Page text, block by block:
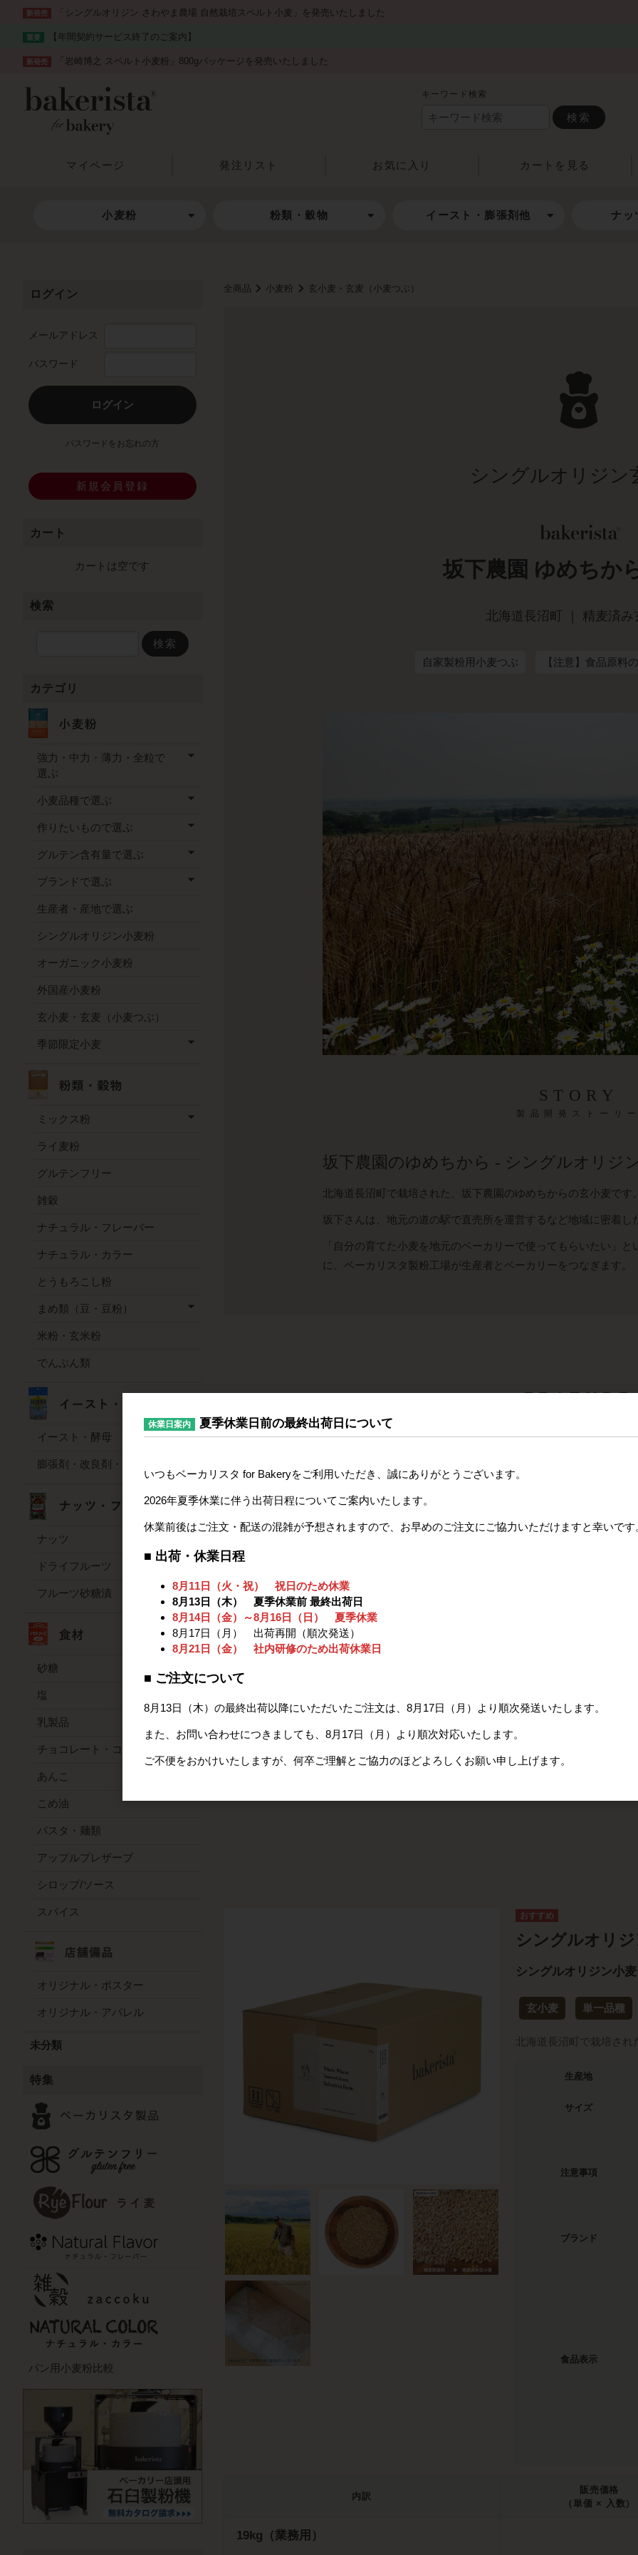
新発売 「シングルオリジン さわやま農場 自然栽培スペルト小麦」を発売いたしました
重要 【年間契約サービス終了のご案内】
新発売 「岩崎博之 スペルト小麦粉」800gパッケージを発売いたしました
キーワード検索
検索
マイページ 発注リスト お気に入り カートを見る
小麦粉 粉類・穀物 イースト・膨張剤他 ナッ
全商品 小麦粉 玄小麦・玄麦（小麦つぶ）
シングルオリジン
坂下農園 ゆめちか
北海道長沼町 ｜ 精麦済み
自家製粉用小麦つぶ 【注意】食品原料
STORY
製品開発ストーリー
坂下農園のゆめちから - シングルオリジ
北海道長沼町で栽培された、坂下農園のゆめちからの玄小麦です。
坂下さんは、地元の道の駅で直売所を運営するなど地域に密着し
「自分の育てた小麦を地元のベーカリーで使ってもらいたい」
に、ベーカリスタ製粉工場が生産者とベーカリーをつなぎます。
FEATURE
ご自身で製粉するための原料小麦
た単一品種の小麦のため、収穫量が限られています。当年の販売
ください。
がスムー
シングルオリ
シングルオリジン小
玄小麦 単一品種
北海道長沼町で栽培され
生産地
サイズ
注意事項
ブランド
食品表示
内訳
販売価格
（単価 × 入数）
19kg（業務用）
ログイン
メールアドレス
パスワード
ログイン
パスワードをお忘れの方
新規会員登録
カート
カートは空です
検索
検索
カテゴリ
強力・中力・薄力・全粒で
選ぶ
小麦品種で選ぶ
作りたいもので選ぶ
グルテン含有量で選ぶ
ブランドで選ぶ
生産者・産地で選ぶ
シングルオリジン小麦粉
オーガニック小麦粉
外国産小麦粉
玄小麦・玄麦（小麦つぶ）
季節限定小麦
ミックス粉
ライ麦粉
グルテンフリー
雑穀
ナチュラル・フレーバー
ナチュラル・カラー
とうもろこし粉
まめ類（豆・豆粉）
米粉・玄米粉
でんぷん類
イースト・酵母
膨張剤・改良剤・凝固剤
ナッツ
ドライフルーツ
フルーツ砂糖漬
砂糖
塩
乳製品
チョコレート・ココア
あんこ
こめ油
パスタ・麺類
アップルプレザーブ
シロップ/ソース
スパイス
オリジナル・ポスター
オリジナル・アパレル
未分類
特集
パン用小麦粉比較
休業日案内 夏季休業日前の最終出荷日について
いつもベーカリスタ for Bakeryをご利用いただき、誠にありがとうございます。
2026年夏季休業に伴う出荷日程についてご案内いたします。
休業前後はご注文・配送の混雑が予想されますので、お早めのご注文にご協力いただけますと幸いです
■ 出荷・休業日程
8月11日（火・祝） 祝日のため休業
8月13日（木） 夏季休業前 最終出荷日
8月14日（金）～8月16日（日） 夏季休業
8月17日（月） 出荷再開（順次発送）
8月21日（金） 社内研修のため出荷休業日
■ ご注文について
8月13日（木）の最終出荷以降にいただいたご注文は、8月17日（月）より順次発送いたします。
また、お問い合わせにつきましても、8月17日（月）より順次対応いたします。
ご不便をおかけいたしますが、何卒ご理解とご協力のほどよろしくお願い申し上げます。